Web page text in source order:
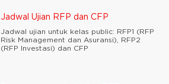
Jadwal Ujian RFP dan CFP
Jadwal ujian untuk kelas public: RFP1 (RFP
Risk Management dan Asuransi), RFP2
(RFP Investasi) dan CFP